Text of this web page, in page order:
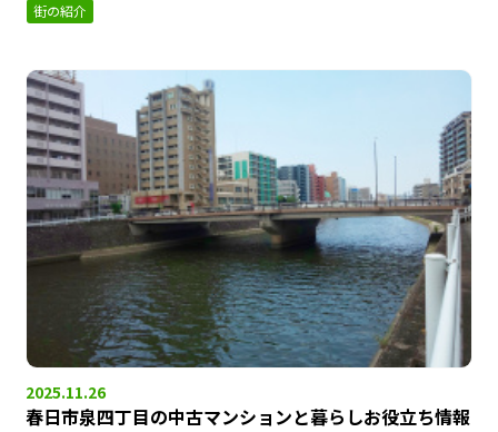
街の紹介
2025.11.26
春日市泉四丁目の中古マンションと暮らしお役立ち情報